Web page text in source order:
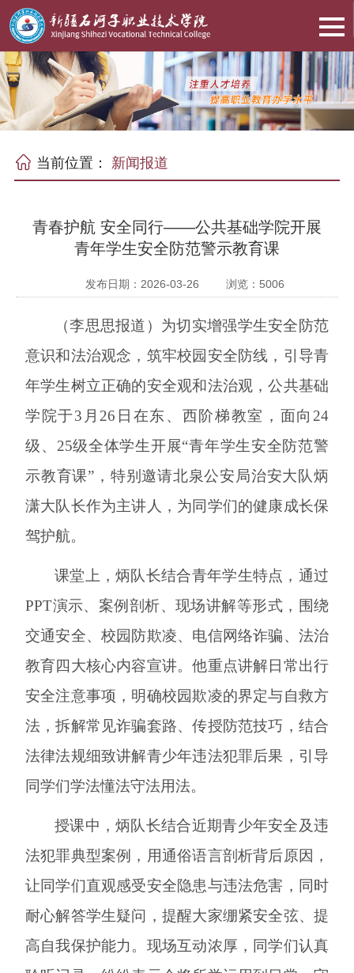
当前位置： 新闻报道
青春护航 安全同行——公共基础学院开展
青年学生安全防范警示教育课
发布日期：2026-03-26 浏览： 5006
（李思思报道）为切实增强学生安全防范
意识和法治观念，筑牢校园安全防线，引导青
年学生树立正确的安全观和法治观，公共基础
学院于3月26日在东、西阶梯教室，面向24
级、25级全体学生开展“青年学生安全防范警
示教育课”，特别邀请北泉公安局治安大队炳
潇大队长作为主讲人，为同学们的健康成长保
驾护航。
课堂上，炳队长结合青年学生特点，通过
PPT演示、案例剖析、现场讲解等形式，围绕
交通安全、校园防欺凌、电信网络诈骗、法治
教育四大核心内容宣讲。他重点讲解日常出行
安全注意事项，明确校园欺凌的界定与自救方
法，拆解常见诈骗套路、传授防范技巧，结合
法律法规细致讲解青少年违法犯罪后果，引导
同学们学法懂法守法用法。
授课中，炳队长结合近期青少年安全及违
法犯罪典型案例，用通俗语言剖析背后原因，
让同学们直观感受安全隐患与违法危害，同时
耐心解答学生疑问，提醒大家绷紧安全弦、提
高自我保护能力。现场互动浓厚，同学们认真